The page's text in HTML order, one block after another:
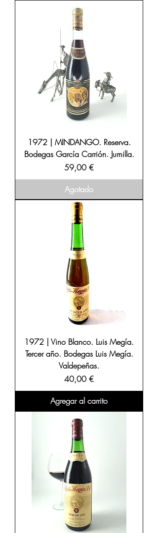
1972 | MINDANGO. Reserva.
Bodegas García Carrión. Jumilla.
Precio
59,00 €
Agotado
1972 | Vino Blanco. Luis Megía.
Tercer año. Bodegas Luis Megía.
Valdepeñas.
Precio
40,00 €
Agregar al carrito